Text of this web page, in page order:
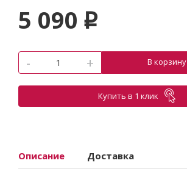
5 090 p
- + В корзину
Купить в 1 клик
Описание Доставка